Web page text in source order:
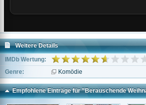
Weitere Details
IMDb Wertung:
Genre:
Komödie
Empfohlene Einträge für "Berauschende